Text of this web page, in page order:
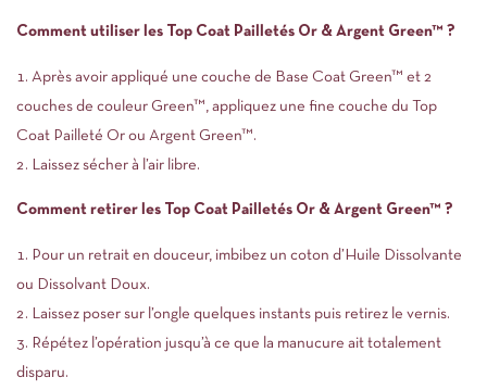
Comment utiliser les Top Coat Pailletés Or & Argent Green™ ?
Après avoir appliqué une couche de Base Coat Green™ et 2
couches de couleur Green™, appliquez une fine couche du Top
Coat Pailleté Or ou Argent Green™.
Laissez sécher à l’air libre.
Comment retirer les Top Coat Pailletés Or & Argent Green™ ?
Pour un retrait en douceur, imbibez un coton d’Huile Dissolvante
ou Dissolvant Doux.
Laissez poser sur l’ongle quelques instants puis retirez le vernis.
Répétez l’opération jusqu’à ce que la manucure ait totalement
disparu.